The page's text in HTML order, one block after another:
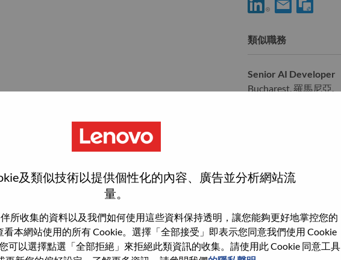
及類似技術以提供個性化的內容、廣告並分析網站流
量。
所收集的資料以及我們如何使用這些資料保持透明，讓您能夠更好地掌控您的
看本網站使用的所有 Cookie。選擇「全部接受」即表示您同意我們使用 Cookie
可以選擇點選「全部拒絕」來拒絕此類資訊的收集。請使用此 Cookie 同意工具
we do. We WOW our customers.
powerhouse, ranked #153 in the Fortune Global
180 markets. Focused on a bold vision to deliver
as the world’s largest PC company with a full-
devices (PCs, workstations, smartphones,
performance computing and software defined
類似職務
Senior AI Developer
Bucharest, 羅馬尼亞,